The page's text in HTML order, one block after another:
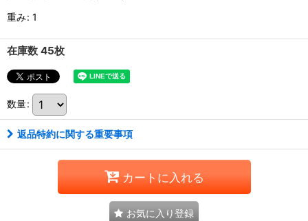
重み: 1
在庫数 45枚
数量:
返品特約に関する重要事項
カートに入れる
お気に入り登録